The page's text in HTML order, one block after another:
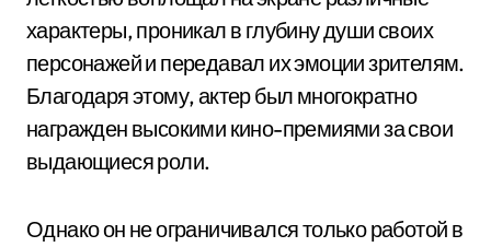
характеры, проникал в глубину души своих
персонажей и передавал их эмоции зрителям.
Благодаря этому, актер был многократно
награжден высокими кино-премиями за свои
выдающиеся роли.
Однако он не ограничивался только работой в